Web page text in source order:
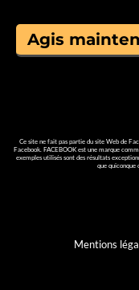
Agis
Ce site ne fait pas partie du site Web de
Facebook. FACEBOOK est une marque
exemples utilisés sont des résultats
que quiconque
Mentions